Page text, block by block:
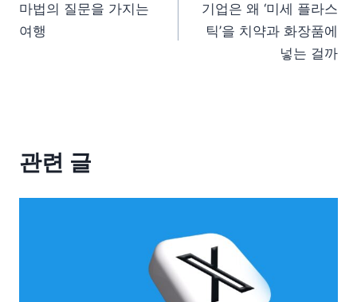
마법의 질문을 가지는
여행
기업은 왜 ‘미세 플라스
틱’을 치약과 화장품에
넣는 걸까
관련 글